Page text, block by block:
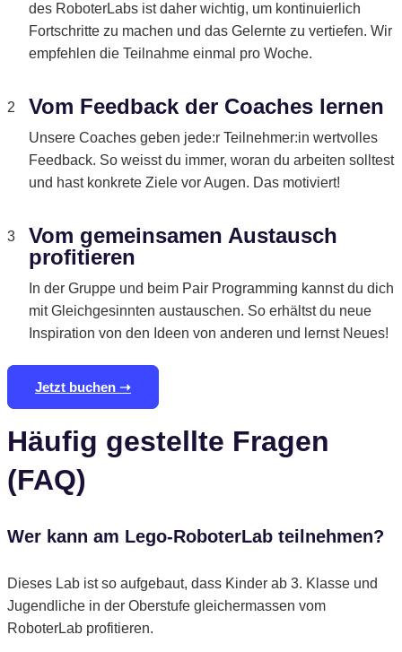
des RoboterLabs ist daher wichtig, um kontinuierlich
Fortschritte zu machen und das Gelernte zu vertiefen. Wir
empfehlen die Teilnahme einmal pro Woche.
2 Vom Feedback der Coaches lernen
Unsere Coaches geben jede:r Teilnehmer:in wertvolles
Feedback. So weisst du immer, woran du arbeiten solltest
und hast konkrete Ziele vor Augen. Das motiviert!
3
Vom gemeinsamen Austausch
profitieren
In der Gruppe und beim Pair Programming kannst du dich
mit Gleichgesinnten austauschen. So erhältst du neue
Inspiration von den Ideen von anderen und lernst Neues!
Jetzt buchen ➝
Häufig gestellte Fragen
(FAQ)
Wer kann am Lego-RoboterLab teilnehmen?
Dieses Lab ist so aufgebaut, dass Kinder ab 3. Klasse und
Jugendliche in der Oberstufe gleichermassen vom
RoboterLab profitieren.